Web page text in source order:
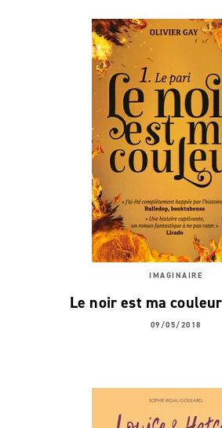
IMAGINAIRE
Le noir est ma
09/05/2018